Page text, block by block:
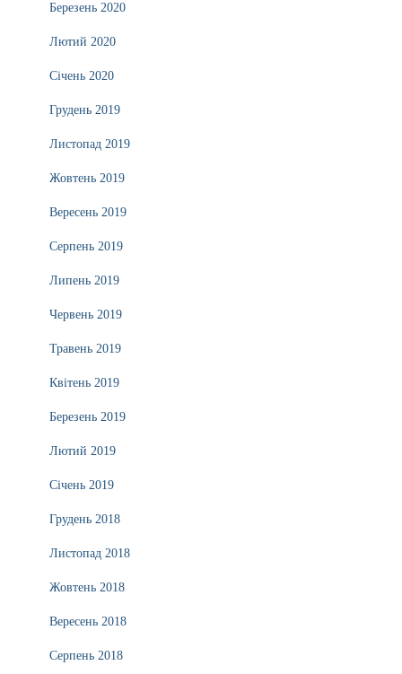
Березень 2020
Лютий 2020
Січень 2020
Грудень 2019
Листопад 2019
Жовтень 2019
Вересень 2019
Серпень 2019
Липень 2019
Червень 2019
Травень 2019
Квітень 2019
Березень 2019
Лютий 2019
Січень 2019
Грудень 2018
Листопад 2018
Жовтень 2018
Вересень 2018
Серпень 2018